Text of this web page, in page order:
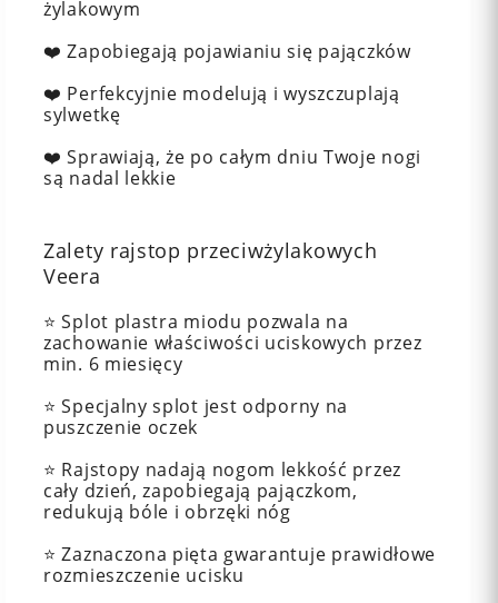
żylakowym
❤️ Zapobiegają pojawianiu się pajączków
❤️ Perfekcyjnie modelują i wyszczuplają
sylwetkę
❤️ Sprawiają, że po całym dniu Twoje nogi
są nadal lekkie
Zalety rajstop przeciwżylakowych
Veera
⭐️ Splot plastra miodu pozwala na
zachowanie właściwości uciskowych przez
min. 6 miesięcy
⭐️ Specjalny splot jest odporny na
puszczenie oczek
⭐️ Rajstopy nadają nogom lekkość przez
cały dzień, zapobiegają pajączkom,
redukują bóle i obrzęki nóg
⭐️ Zaznaczona pięta gwarantuje prawidłowe
rozmieszczenie ucisku